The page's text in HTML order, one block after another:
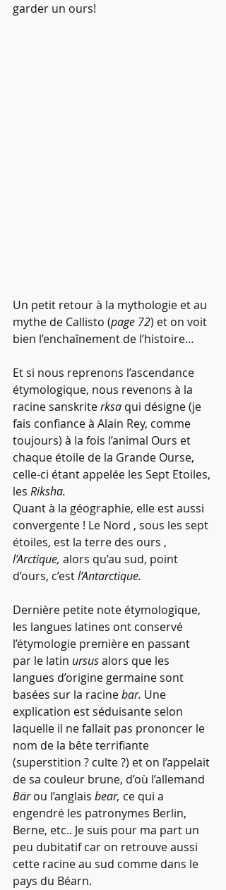
garder un ours!
Un petit retour à la mythologie et au
mythe de Callisto (page 72) et on voit
bien l’enchaînement de l’histoire…
Et si nous reprenons l’ascendance
étymologique, nous revenons à la
racine sanskrite rksa qui désigne(je
fais confiance à Alain Rey, comme
toujours) à la fois l’animal Ours et
chaque étoile de la Grande Ourse,
celle-ci étant appelée les Sept Etoiles,
les Riksha.
Quant à la géographie, elle est aussi
convergente ! Le Nord , sous les sept
étoiles, est la terre des ours ,
l’Arctique, alors qu’au sud, point
d’ours, c’est l’Antarctique.
Dernière petite note étymologique,
les langues latines ont conservé
l’étymologie première en passant
par le latin ursus alors que les
langues d’origine germaine sont
basées sur la racine bar. Une
explication est séduisante selon
laquelle il ne fallait pas prononcer le
nom de la bête terrifiante
(superstition ? culte ?) et on l’appelait
de sa couleur brune, d’où l’allemand
Bär ou l’anglais bear, ce qui a
engendré les patronymes Berlin,
Berne, etc.. Je suis pour ma part un
peu dubitatif car on retrouve aussi
cette racine au sud comme dans le
pays du Béarn.